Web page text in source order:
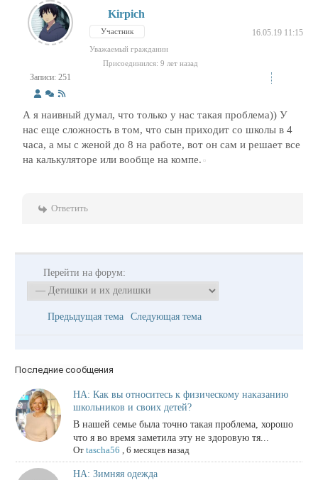
Записи: 251
Kirpich
Участник 16.05.19 11:15
Уважаемый гражданин
Присоединился: 9 лет назад
А я наивный думал, что только у нас такая проблема)) У
нас еще сложность в том, что сын приходит со школы в 4
часа, а мы с женой до 8 на работе, вот он сам и решает все
на калькуляторе или вообще на компе.
Ответить
Перейти на форум:
Предыдущая тема Следующая тема
Последние сообщения
НА: Как вы относитесь к физическому наказанию
школьников и своих детей?
В нашей семье была точно такая проблема, хорошо
что я во время заметила эту не здоровую тя...
От tascha56 , 6 месяцев назад
НА: Зимняя одежда